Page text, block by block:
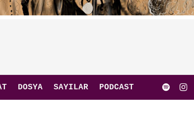
DOSYA SAYILAR PODCAST